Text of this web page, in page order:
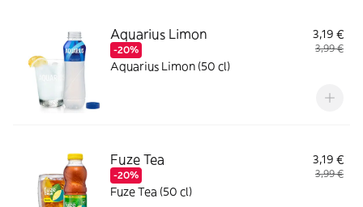
Aquarius Limon
-20%
3,19 €
3,99 €
Aquarius Limon (50 cl)
Fuze Tea
-20%
3,19 €
3,99 €
Fuze Tea (50 cl)